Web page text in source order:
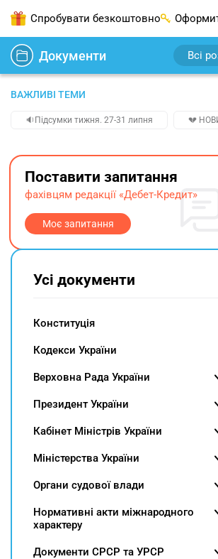
Спробувати безкоштовно
Документи Всі
ВАЖЛИВІ ТЕМИ
🔉Підсумки тижня. 27-31 липня 💔
Поставити запитання
фахівцям редакції «Дебет-Кредит»
Моє запитання
Усі документи
Конституція
Кодекси України
Верховна Рада України
Президент України
Кабінет Міністрів України
Міністерства України
Органи судової влади
Нормативні акти міжнародного
характеру
Документи СРСР та УРСР